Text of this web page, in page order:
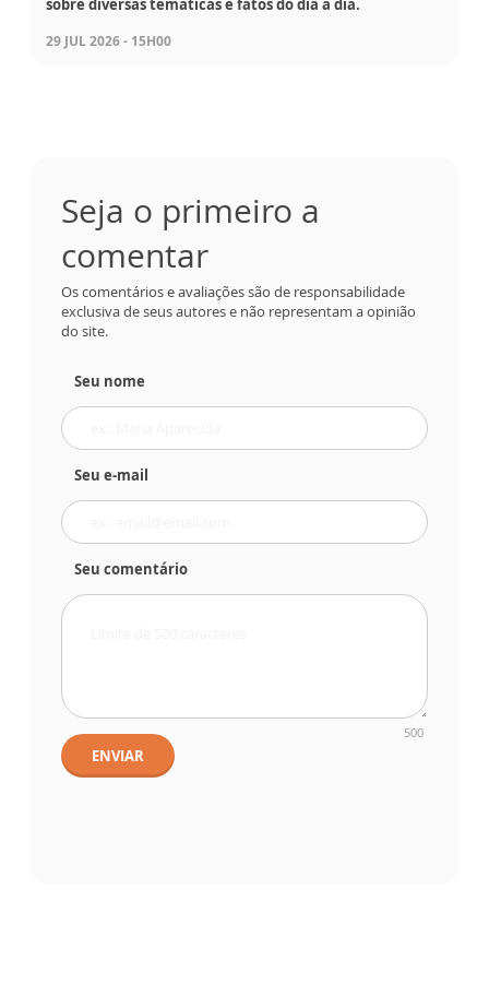
sobre diversas temáticas e fatos do dia a dia.
29 JUL 2026 - 15H00
Seja o primeiro a
comentar
Os comentários e avaliações são de responsabilidade
exclusiva de seus autores e não representam a opinião
do site.
Seu nome
Seu e-mail
Seu comentário
500
ENVIAR